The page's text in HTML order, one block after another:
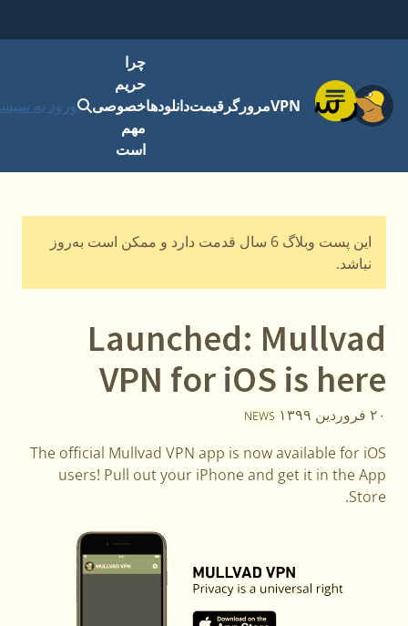
فهرست
VPNمرورگرقیمتدانلودها
چرا
حریم
خصوصی
مهم
است
ورود به
این پست وبلاگ 6 سال قدمت دارد و ممکن است به‌روز
نباشد.
Launched: Mullvad
VPN for iOS is here
۲۰ فروردین ۱۳۹۹ NEWS
The official Mullvad VPN app is now available for iOS
users! Pull out your iPhone and get it in the App
Store.